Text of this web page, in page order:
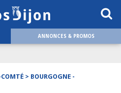
ANNONCES & PROMOS
> BOURGOGNE -